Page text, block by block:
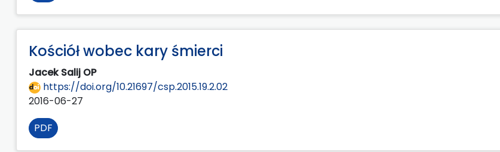
Kościół wobec kary śmierci
Jacek Salij OP
https://doi.org/10.21697/csp.2015.19.2.02
2016-06-27
PDF